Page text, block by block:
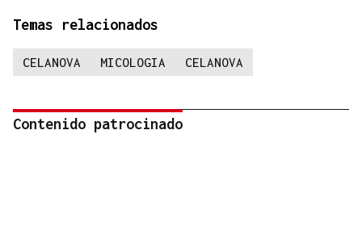
Temas relacionados
CELANOVA MICOLOGIA CELANOVA
Contenido patrocinado